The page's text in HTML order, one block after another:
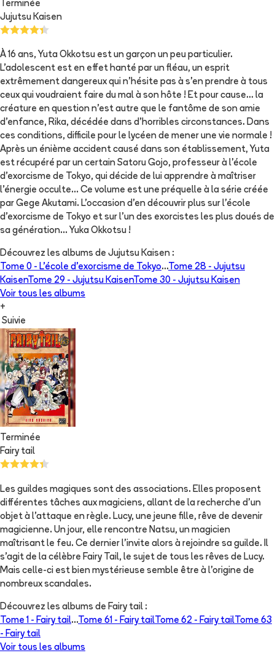
Terminée
Jujutsu Kaisen
À 16 ans, Yuta Okkotsu est un garçon un peu particulier.
L’adolescent est en effet hanté par un fléau, un esprit
extrêmement dangereux qui n’hésite pas à s’en prendre à tous
ceux qui voudraient faire du mal à son hôte ! Et pour cause… la
créature en question n’est autre que le fantôme de son amie
d’enfance, Rika, décédée dans d’horribles circonstances. Dans
ces conditions, difficile pour le lycéen de mener une vie normale !
Après un énième accident causé dans son établissement, Yuta
est récupéré par un certain Satoru Gojo, professeur à l’école
d’exorcisme de Tokyo, qui décide de lui apprendre à maîtriser
l’énergie occulte… Ce volume est une préquelle à la série créée
par Gege Akutami. L'occasion d'en découvrir plus sur l'école
d'exorcisme de Tokyo et sur l'un des exorcistes les plus doués de
sa génération... Yuka Okkotsu !
Découvrez les albums de Jujutsu Kaisen :
Tome 0 - L'école d'exorcisme de Tokyo...Tome 28 - Jujutsu
KaisenTome 29 - Jujutsu KaisenTome 30 - Jujutsu Kaisen
Voir tous les albums
+
Suivie
Terminée
Fairy tail
Les guildes magiques sont des associations. Elles proposent
différentes tâches aux magiciens, allant de la recherche d'un
objet à l'attaque en règle. Lucy, une jeune fille, rêve de devenir
magicienne. Un jour, elle rencontre Natsu, un magicien
maîtrisant le feu. Ce dernier l'invite alors à rejoindre sa guilde. Il
s'agit de la célèbre Fairy Tail, le sujet de tous les rêves de Lucy.
Mais celle-ci est bien mystérieuse semble être à l'origine de
nombreux scandales.
Découvrez les albums de Fairy tail :
Tome 1 - Fairy tail...Tome 61 - Fairy tail Tome 62 - Fairy tail Tome 63
- Fairy tail
Voir tous les albums